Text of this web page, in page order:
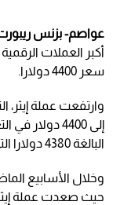
عواصم- بزنس ريبورت
أكبر العملات
سعر 4400 دولارا.
إلى 4400
البالغة 4380 دولارا التي بلغتها في 12 مايو الماضي.
وخلال الأسابيع